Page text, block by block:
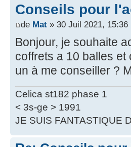
Conseils pour
de Mat » 30 Juil 2021, 15:36
Bonjour, je souhaite
coffrets a 10 balles
un à me conseiller ?
Celica st182 phase 1
< 3s-ge > 1991
JE SUIS FANTASTIQUE